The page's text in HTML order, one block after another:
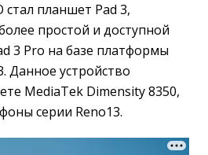
стал планшет Pad 3,
простой и доступной
3 Pro на базе платформы
Данное устройство
MediaTek Dimensity 8350,
серии Reno13.